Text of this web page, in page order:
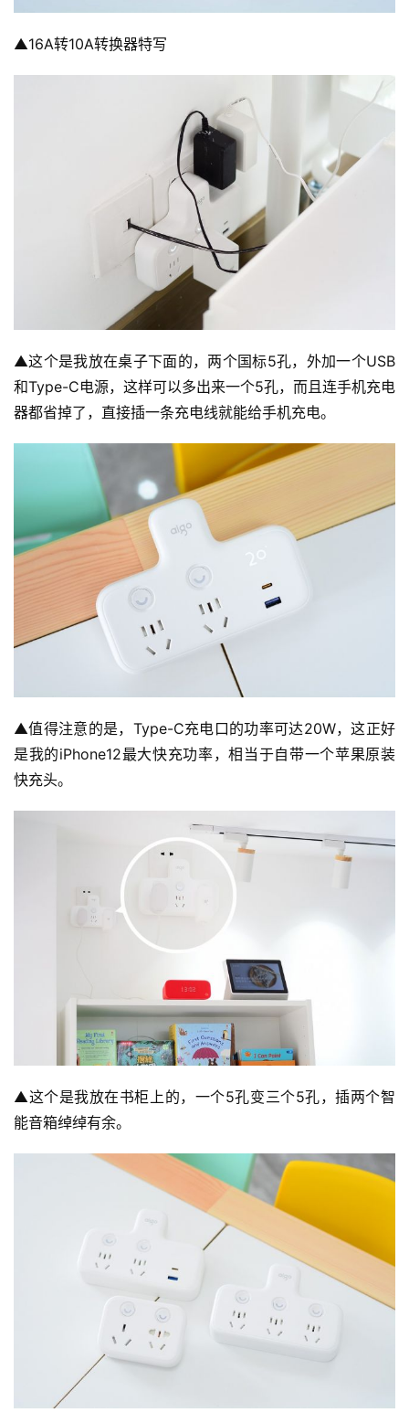
▲16A转10A转换器特写
▲这个是我放在桌子下面的，两个国标5孔，外加一个USB
和Type-C电源，这样可以多出来一个5孔，而且连手机充电
器都省掉了，直接插一条充电线就能给手机充电。
▲值得注意的是，Type-C充电口的功率可达20W，这正好
是我的iPhone12最大快充功率，相当于自带一个苹果原装
快充头。
▲这个是我放在书柜上的，一个5孔变三个5孔，插两个智
能音箱绰绰有余。